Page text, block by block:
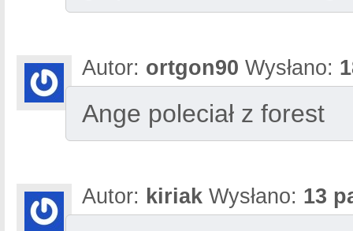
Autor: ortgon90 Wysłano:
Ange poleciał z forest
Autor: kiriak Wysłano: 13